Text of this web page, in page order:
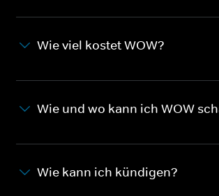
Wie viel kostet WOW?
Wie und wo kann ich WOW
Wie kann ich kündigen?